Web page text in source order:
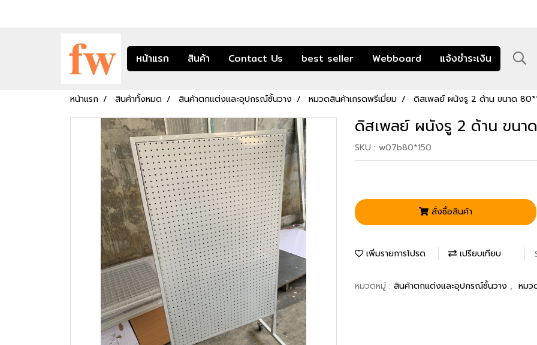
หน้าแรก สินค้า Contact Us best seller Webboard แจ้งชำระเงิน
หน้าแรก สินค้าทั้งหมด สินค้าตกแต่งและอุปกรณ์ชั้นวาง หมวดสินค้าเกรดพรีเมี่ยม ดิสเพลย์ ผนังรู 2 ด้าน ขนาด
ดิสเพลย์ ผนังรู 2 ด้าน ขนา
SKU : w07b80*150
สั่งซื้อสินค้า
เพิ่มรายการโปรด เปรียบเทียบ
หมวดหมู่ : สินค้าตกแต่งและอุปกรณ์ชั้นวาง , หมว